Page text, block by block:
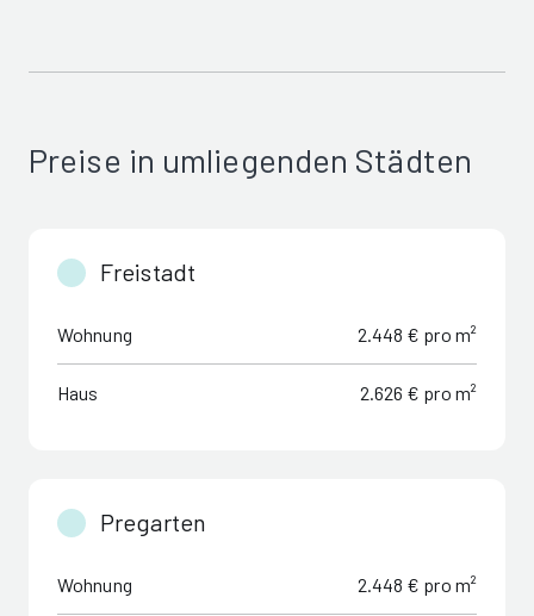
Preise in umliegenden Städten
Freistadt
Wohnung 2.448 € pro m²
Haus 2.626 € pro m²
Pregarten
Wohnung 2.448 € pro m²